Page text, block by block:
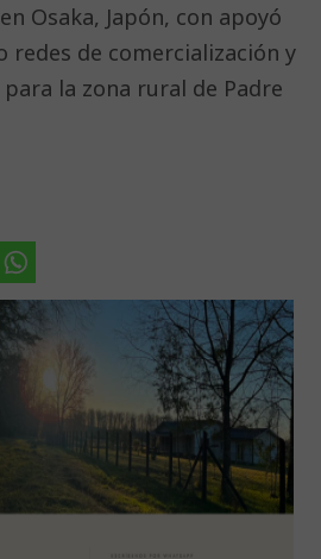
Osaka, Japón, con apoyó
redes de comercialización y
la zona rural de Padre